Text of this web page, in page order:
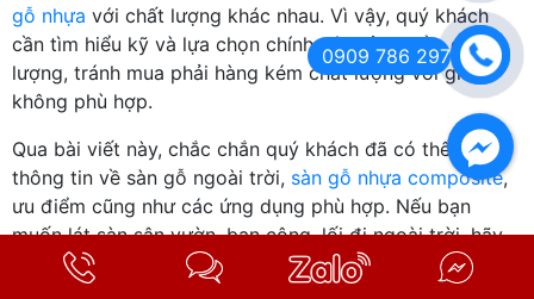
gỗ nhựa với chất lượng khác nhau. Vì vậy, quý khách
cần tìm hiểu kỹ và lựa chọn chính xác sản phẩm chất
lượng, tránh mua phải hàng kém chất lượng với giá
không phù hợp.
Qua bài viết này, chắc chắn quý khách đã có thêm
thông tin về sàn gỗ ngoài trời, sàn gỗ nhựa composite,
ưu điểm cũng như các ứng dụng phù hợp. Nếu bạn
muốn lát sàn sân vườn, ban công, lối đi ngoài trời, hãy
liên hệ ngay với
Tân Thịnh Phát Bà Rịa Vũng Tàuđể
nhận thông tin chi tiết về giá cả và được tư vấn tận tình
0909 786 297